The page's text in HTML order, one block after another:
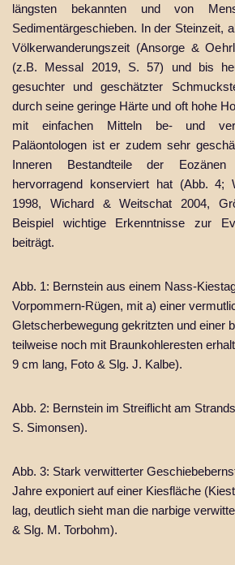
längsten bekannten und von
Sedimentärgeschieben. In der Steinzeit,
Völkerwanderungszeit (Ansorge &
(z.B. Messal 2019, S. 57) und bis
gesuchter und geschätzter
durch seine geringe Härte und oft hohe
mit einfachen Mitteln be- und
Paläontologen ist er zudem sehr
Inneren Bestandteile der
hervorragend konserviert hat (Abb. 4;
1998, Wichard & Weitschat 2004,
Beispiel wichtige Erkenntnisse zur
beiträgt.
Abb. 1: Bernstein aus einem Nass-
Vorpommern-Rügen, mit a) einer
Gletscherbewegung gekritzten und einer
teilweise noch mit Braunkohleresten
9 cm lang, Foto & Slg. J. Kalbe).
Abb. 2: Bernstein im Streiflicht am
S. Simonsen).
Abb. 3: Stark verwitterter
Jahre exponiert auf einer Kiesfläche
lag, deutlich sieht man die narbige
& Slg. M. Torbohm).